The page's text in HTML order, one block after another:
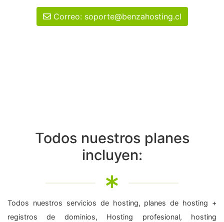
Correo: soporte@benzahosting.cl
Todos nuestros planes
incluyen:
Todos nuestros servicios de hosting, planes de hosting +
registros de dominios, Hosting profesional, hosting